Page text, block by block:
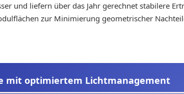
und liefern über das Jahr gerechnet stabilere
zur Minimierung geometrischer
mit optimiertem Lichtmanagement